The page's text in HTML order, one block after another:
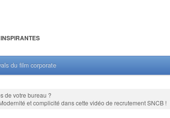
du film corporate
de votre bureau ?
et complicité dans cette vidéo de recrutement SNCB !